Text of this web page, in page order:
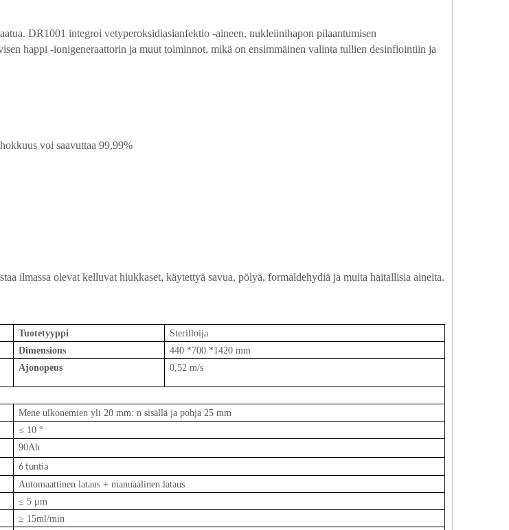
DR1001 integroi vetyperoksidiasianfektio -aineen, nukleiinihapon pilaantumisen
happi -ionigeneraattorin ja muut toiminnot, mikä on ensimmäinen valinta tullien desinfiointiin ja
voi saavuttaa 99,99%
ilmassa olevat kelluvat hiukkaset, käytettyä savua, pölyä, formaldehydiä ja muita haitallisia aineita.
Tuotetyyppi
Sterilloija
Dimensions
440 *700 *1420 mm
Ajonopeus 0,52 m/s
Mene ulkonemien yli 20 mm: n sisällä ja pohja 25 mm
≤ 10 °
90Ah
6 tuntia
Automaattinen lataus + manuaalinen lataus
≤ 5 μm
≥ 15ml/min